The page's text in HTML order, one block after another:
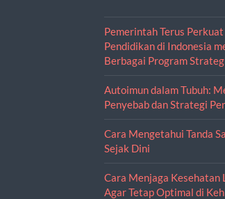
Pemerintah Terus
Pendidikan di Indonesia
Berbagai Program
Autoimun dalam Tubuh:
Penyebab dan Strategi
Cara Mengetahui Tanda
Sejak Dini
Cara Menjaga Kesehatan
Agar Tetap Optimal di